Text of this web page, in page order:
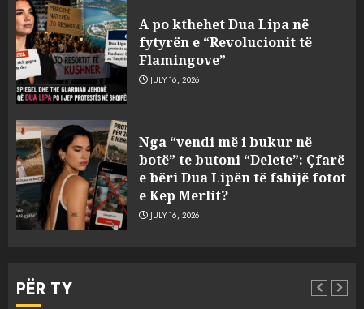
A po kthehet Dua Lipa në
fytyrën e “Revolucionit të
Flamingove”
JULY 16, 2026
Nga “vendi më i bukur në
botë” te butoni “Delete”: Çfarë
e bëri Dua Lipën të fshijë fotot
e Kep Merlit?
JULY 16, 2026
PËR TY
3
pas fundosjes anija e rrallë
gjermane e Luftës së Dytë
Botërore
AUGUST 6, 2026
ekstradimin e Ermal Beqirit